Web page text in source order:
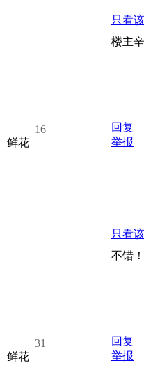
16
鲜花
只看
楼主
回复
举报
31
鲜花
只看
不错
回复
举报